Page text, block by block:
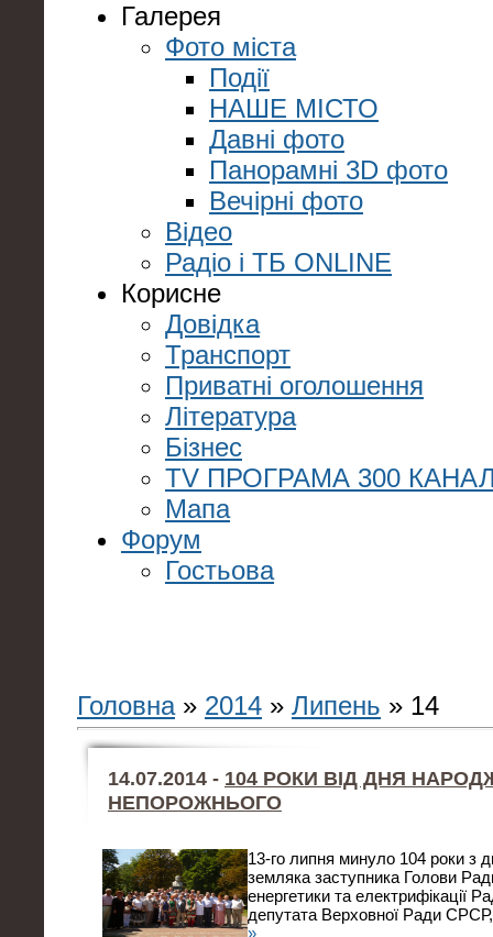
Галерея
Фото міста
Події
НАШЕ МІСТО
Давні фото
Панорамні 3D фото
Вечірні фото
Відео
Радіо і ТБ ONLINE
Корисне
Довідка
Транспорт
Приватні оголошення
Література
Бізнес
TV ПРОГРАМА 300
Мапа
Форум
Гостьова
Головна» 2014 » Липень » 14
14.07.2014 - 104 РОКИ ВІД ДНЯ
НЕПОРОЖНЬОГО
13-го липня минуло 104 роки з
земляка заступника Голови
енергетики та електрифікації
депутата Верховної Ради
»